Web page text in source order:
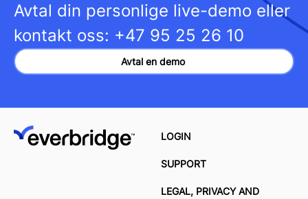
Avtal din personlige live-demo eller
kontakt oss: +47 95 25 26 10
Avtal en demo
LOGIN
SUPPORT
LEGAL, PRIVACY AND